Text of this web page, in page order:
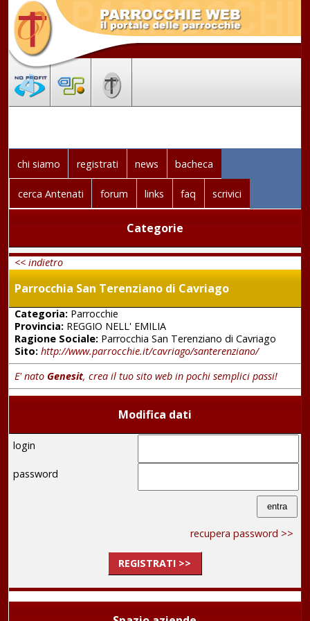
chi siamo registrati news bacheca
cerca Antenati forum links faq scrivici
Categorie
<< indietro
Parrocchia San Terenziano di Cavriago
Categoria:Parrocchie
Provincia:REGGIO NELL' EMILIA
Ragione Sociale:Parrocchia San Terenziano di Cavriago
Sito: http://www.parrocchie.it/cavriago/santerenziano/
E' nato Genesit, crea il tuo sito web in pochi semplici passi!
Modifica dati
login
password
recupera password >>
REGISTRATI >>